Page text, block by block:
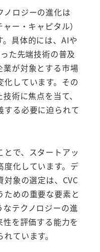
ロジーの進化は
ー・キャピタル）
具体的には、AIや
た先端技術の普及
業が対象とする市場
化しています。その
術に焦点を当て、
する必要に迫られて
で、スタートアッ
度化しています。デ
象の選定は、CVC
ための重要な要素と
テクノロジーの進
を評価する能力を
ています。